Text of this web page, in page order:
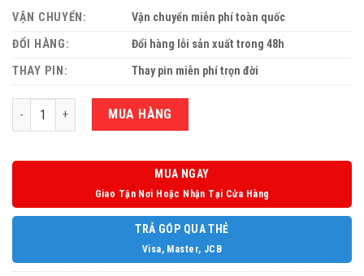
VẬN CHUYỂN:
Vận chuyển miễn phí toàn quốc
ĐỔI HÀNG:
Đổi hàng lỗi sản xuất trong 48h
THAY PIN:
Thay pin miễn phí trọn đời
Số lượng MUA HÀNG
MUA NGAY
Giao Tận Nơi Hoặc Nhận Tại Cửa Hàng
TRẢ GÓP QUA THẺ
Visa, Master, JCB